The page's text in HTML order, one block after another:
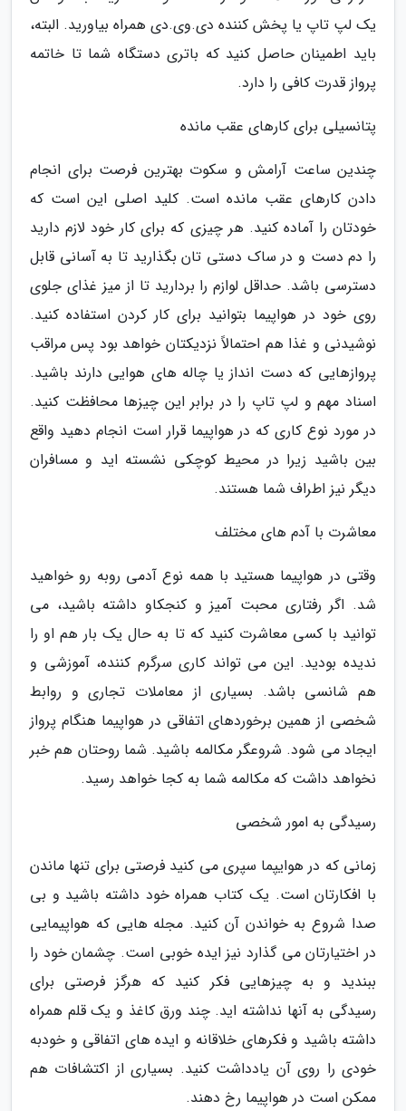
یک لپ تاپ یا پخش کننده دی.وی.دی همراه بیاورید. البته،
باید اطمینان حاصل کنید که باتری دستگاه شما تا خاتمه
پرواز قدرت کافی را دارد.
پتانسیلی برای کارهای عقب مانده
چندین ساعت آرامش و سکوت بهترین فرصت برای انجام
دادن کارهای عقب مانده است. کلید اصلی این است که
خودتان را آماده کنید. هر چیزی که برای کار خود لازم دارید
را دم دست و در ساک دستی تان بگذارید تا به آسانی قابل
دسترسی باشد. حداقل لوازم را بردارید تا از میز غذای جلوی
روی خود در هواپیما بتوانید برای کار کردن استفاده کنید.
نوشیدنی و غذا هم احتمالاً نزدیکتان خواهد بود پس مراقب
پروازهایی که دست انداز یا چاله های هوایی دارند باشید.
اسناد مهم و لپ تاپ را در برابر این چیزها محافظت کنید.
در مورد نوع کاری که در هواپیما قرار است انجام دهید واقع
بین باشید زیرا در محیط کوچکی نشسته اید و مسافران
دیگر نیز اطراف شما هستند.
معاشرت با آدم های مختلف
وقتی در هواپیما هستید با همه نوع آدمی روبه رو خواهید
شد. اگر رفتاری محبت آمیز و کنجکاو داشته باشید، می
توانید با کسی معاشرت کنید که تا به حال یک بار هم او را
ندیده بودید. این می تواند کاری سرگرم کننده، آموزشی و
هم شانسی باشد. بسیاری از معاملات تجاری و روابط
شخصی از همین برخوردهای اتفاقی در هواپیما هنگام پرواز
ایجاد می شود. شروعگر مکالمه باشید. شما روحتان هم خبر
نخواهد داشت که مکالمه شما به کجا خواهد رسید.
رسیدگی به امور شخصی
زمانی که در هوایپما سپری می کنید فرصتی برای تنها ماندن
با افکارتان است. یک کتاب همراه خود داشته باشید و بی
صدا شروع به خواندن آن کنید. مجله هایی که هواپیمایی
در اختیارتان می گذارد نیز ایده خوبی است. چشمان خود را
ببندید و به چیزهایی فکر کنید که هرگز فرصتی برای
رسیدگی به آنها نداشته اید. چند ورق کاغذ و یک قلم همراه
داشته باشید و فکرهای خلاقانه و ایده های اتفاقی و خودبه
خودی را روی آن یادداشت کنید. بسیاری از اکتشافات هم
ممکن است در هواپیما رخ دهند.